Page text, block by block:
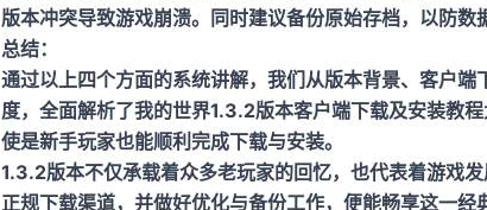
版本冲突导致游戏崩溃。同时建议备份原始存档，以防数
总结：
通过以上四个方面的系统讲解，我们从版本背景、客户
度，全面解析了我的世界1.3.2版本客户端下载及安装教
使是新手玩家也能顺利完成下载与安装。
1.3.2版本不仅承载着众多老玩家的回忆，也代表着游戏
正规下载渠道，并做好优化与备份工作，便能畅享这一